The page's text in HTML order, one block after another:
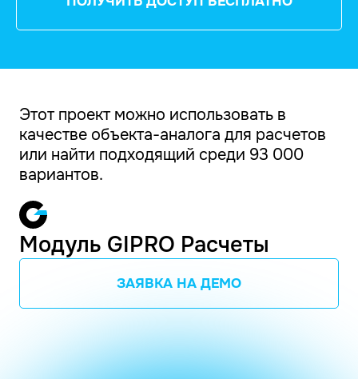
Этот проект можно использовать в
качестве объекта-аналога для расчетов
или найти подходящий среди 93 000
вариантов.
Модуль GIPRO Расчеты
ЗАЯВКА НА ДЕМО